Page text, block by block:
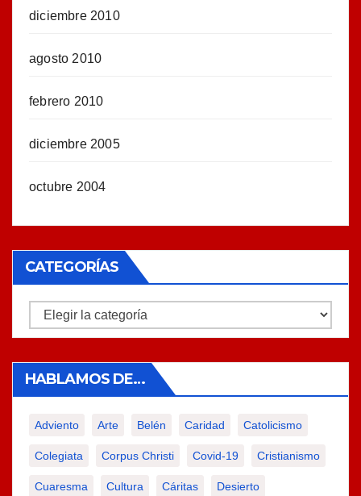
diciembre 2010
agosto 2010
febrero 2010
diciembre 2005
octubre 2004
CATEGORÍAS
Categorías
HABLAMOS DE…
Adviento Arte Belén Caridad Catolicismo
Colegiata Corpus Christi Covid-19 Cristianismo
Cuaresma Cultura Cáritas Desierto